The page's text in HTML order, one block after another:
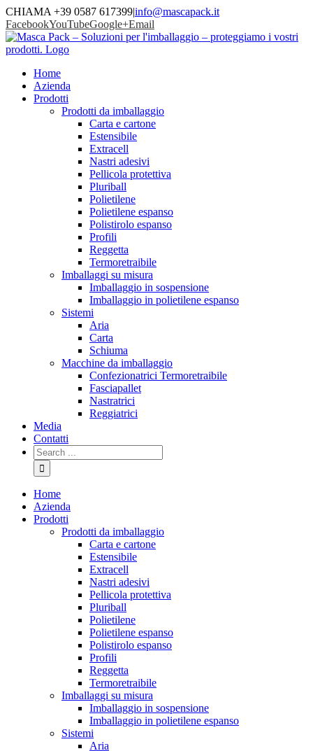
CHIAMA +39 0587 617399|info@mascapack.it
FacebookYouTubeGoogle+Email
Home
Azienda
Prodotti
Prodotti da imballaggio
Carta e cartone
Estensibile
Extracell
Nastri adesivi
Pellicola protettiva
Pluriball
Polietilene
Polietilene espanso
Polistirolo espanso
Profili
Reggetta
Termoretraibile
Imballaggi su misura
Imballaggio in sospensione
Imballaggio in polietilene espanso
Sistemi
Aria
Carta
Schiuma
Macchine da imballaggio
Confezionatrici Termoretraibile
Fasciapallet
Nastratrici
Reggiatrici
Media
Contatti
Home
Azienda
Prodotti
Prodotti da imballaggio
Carta e cartone
Estensibile
Extracell
Nastri adesivi
Pellicola protettiva
Pluriball
Polietilene
Polietilene espanso
Polistirolo espanso
Profili
Reggetta
Termoretraibile
Imballaggi su misura
Imballaggio in sospensione
Imballaggio in polietilene espanso
Sistemi
Aria